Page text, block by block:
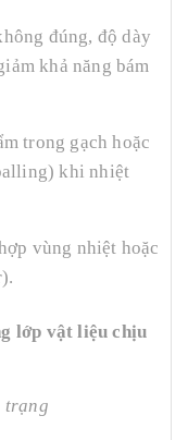
đúng, độ dày
khả năng bám
trong gạch hoặc
khi nhiệt
vùng nhiệt hoặc
lớp vật liệu chịu
trạng